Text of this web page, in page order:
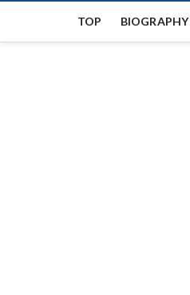
content
TOP BIOGRAPHY